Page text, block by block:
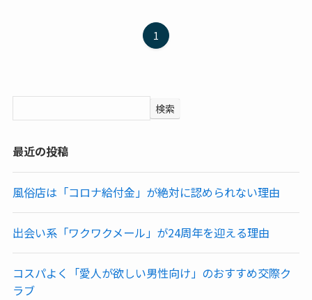
1
検索
最近の投稿
風俗店は「コロナ給付金」が絶対に認められない理由
出会い系「ワクワクメール」が24周年を迎える理由
コスパよく「愛人が欲しい男性向け」のおすすめ交際ク
ラブ